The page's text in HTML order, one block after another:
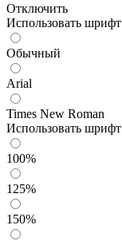
Отключить
Использовать шрифт
Обычный
Arial
Times New Roman
Использовать шрифт
100%
125%
150%